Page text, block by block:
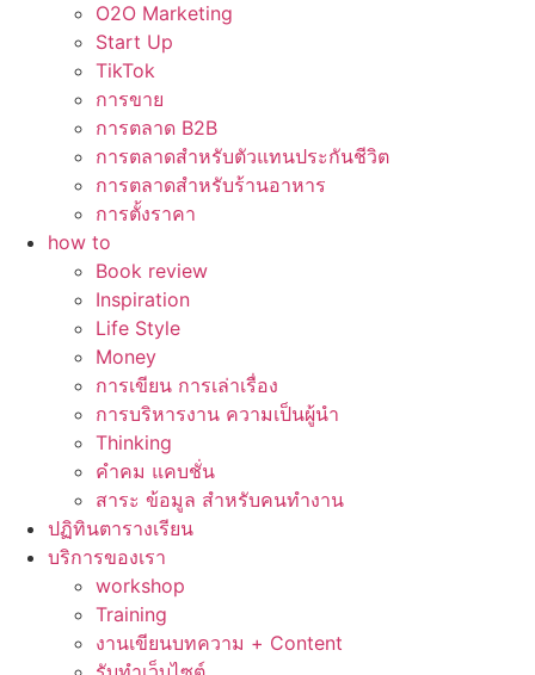
O2O Marketing
Start Up
TikTok
การขาย
การตลาด B2B
การตลาดสำหรับตัวแทนประกันชีวิต
การตลาดสำหรับร้านอาหาร
การตั้งราคา
how to
Book review
Inspiration
Life Style
Money
การเขียน การเล่าเรื่อง
การบริหารงาน ความเป็นผู้นำ
Thinking
คำคม แคบชั่น
สาระ ข้อมูล สำหรับคนทำงาน
ปฏิทินตารางเรียน
บริการของเรา
workshop
Training
งานเขียนบทความ + Content